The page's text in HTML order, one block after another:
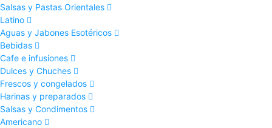
Salsas y Pastas Orientales
Latino
Aguas y Jabones Esotéricos
Bebidas
Cafe e infusiones
Dulces y Chuches
Frescos y congelados
Harinas y preparados
Salsas y Condimentos
Americano